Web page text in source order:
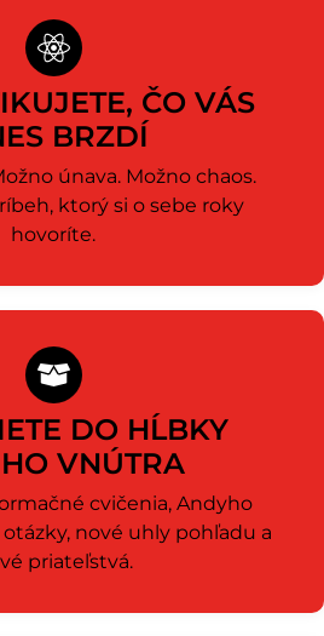
ČO VÁS
BRZDÍ
únava. Možno chaos.
ktorý si o sebe roky
hovoríte.
DO HĹBKY
VNÚTRA
cvičenia, Andyho
nové uhly pohľadu a
priateľstvá.